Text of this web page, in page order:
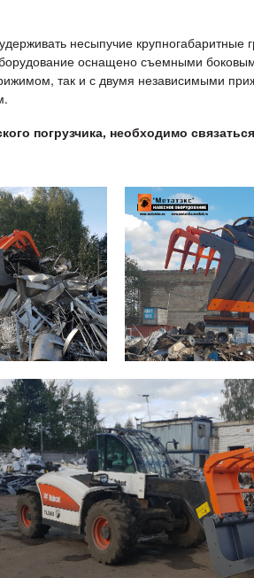
несыпучие крупногабаритные
оснащено съемными
так и с двумя независимыми
погрузчика, необходимо